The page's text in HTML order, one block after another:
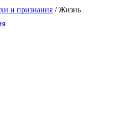
и признания /Жизнь